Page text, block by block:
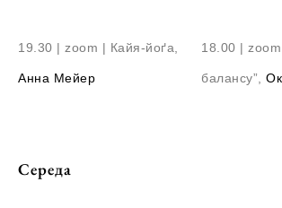
19.30 | zoom | Кайя-йоґа,
Анна Мейер
18.00 |
балансу”,
Середа